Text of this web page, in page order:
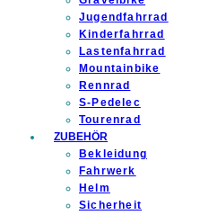
Jugendfahrrad
Kinderfahrrad
Lastenfahrrad
Mountainbike
Rennrad
S-Pedelec
Tourenrad
ZUBEHÖR
Bekleidung
Fahrwerk
Helm
Sicherheit